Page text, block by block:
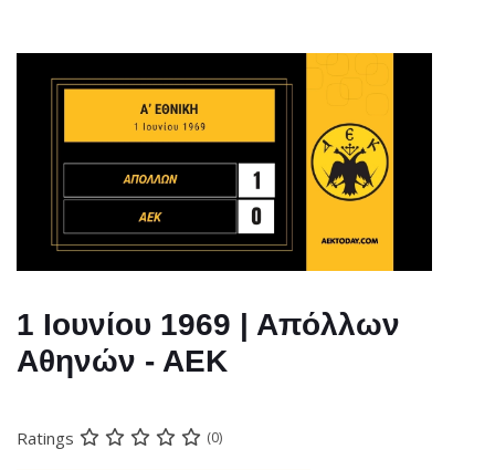
1 Ιουνίου 1969 | Απόλλων
Αθηνών - ΑΕΚ
Ratings (0)